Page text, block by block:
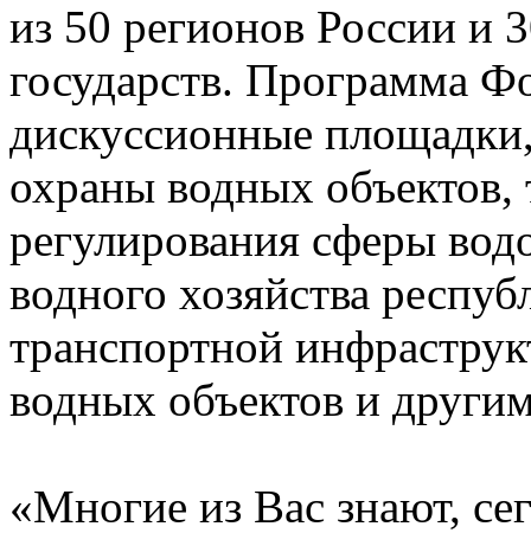
из 50 регионов России и
государств. Программа
дискуссионные
охраны водных объектов,
регулирования сферы
водного хозяйства
транспортной
водных объектов и
«Многие из Вас знают,